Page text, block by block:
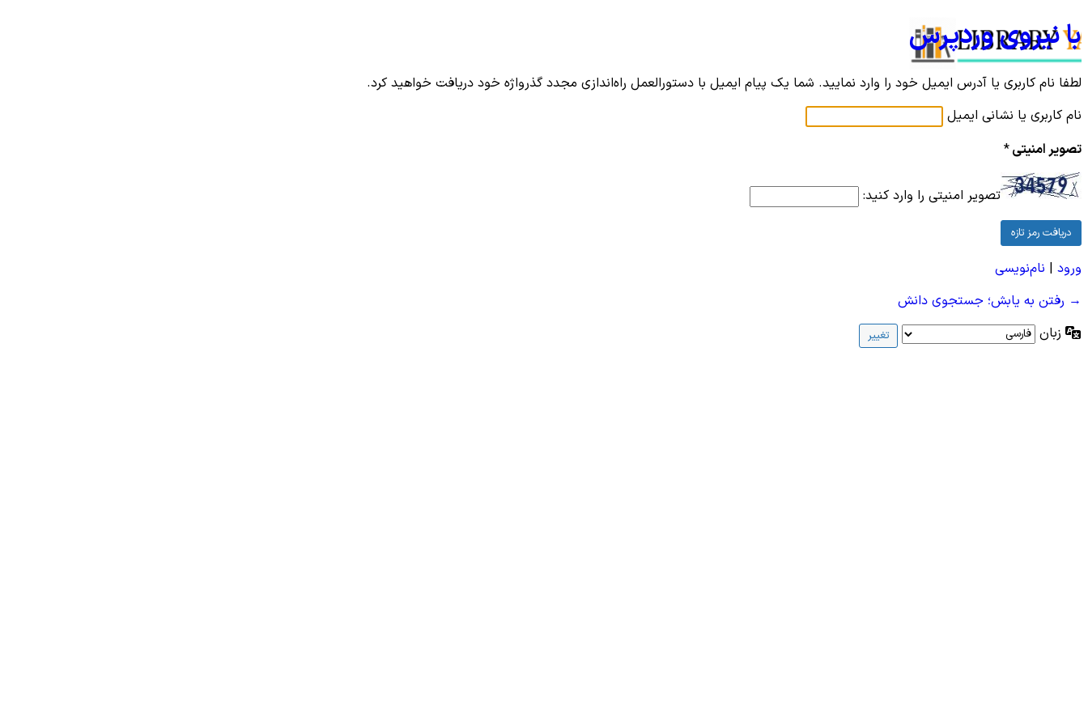
با نیروی وردپرس
لطفا نام کاربری یا آدرس ایمیل خود را وارد نمایید. شما یک پیام ایمیل با دستورالعمل راه‌اندازی مجدد گذرواژه خود دریافت خواهید کرد.
نام کاربری یا نشانی ایمیل
تصویر امنیتی*
تصویر امنیتی را وارد کنید:
ورود | نام‌نویسی
→ رفتن به یابش؛ جستجوی دانش
زبان